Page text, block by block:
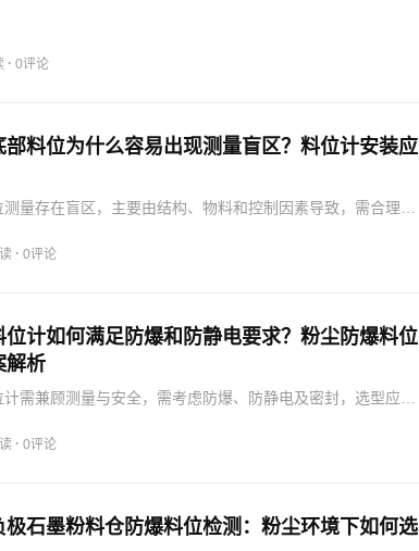
· 0评论
部料位为什么容易出现测量盲区？料位计安装应
量存在盲区，主要由结构、物料和控制因素导致，需合理安
· 0评论
位计如何满足防爆和防静电要求？粉尘防爆料位
解析
需兼顾测量与安全，需考虑防爆、防静电及密封，选型应综
· 0评论
极石墨粉料仓防爆料位检测：粉尘环境下如何选